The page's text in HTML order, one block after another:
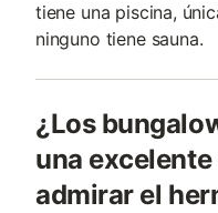
tiene una piscina,
ninguno tiene sauna.
¿Los
una
admirar el